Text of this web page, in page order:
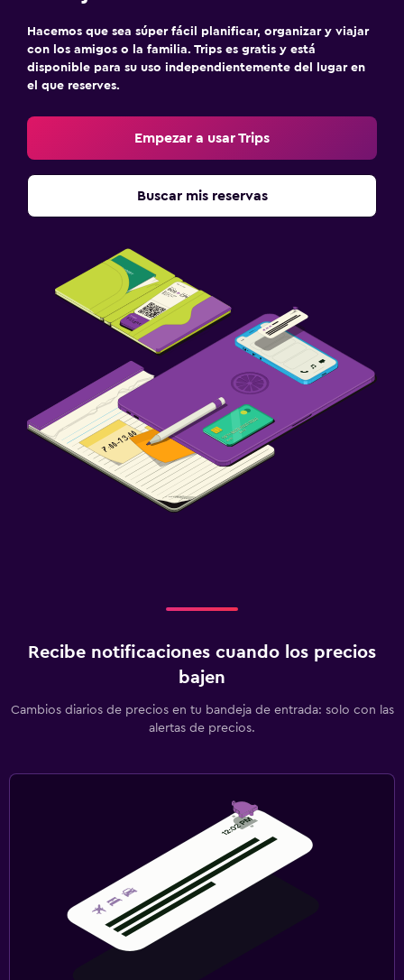
Hacemos que sea súper fácil planificar, organizar y viajar
con los amigos o la familia. Trips es gratis y está
disponible para su uso independientemente del lugar en
el que reserves.
Empezar a usar Trips
Buscar mis reservas
Recibe notificaciones cuando los precios
bajen
Cambios diarios de precios en tu bandeja de entrada: solo con las
alertas de precios.